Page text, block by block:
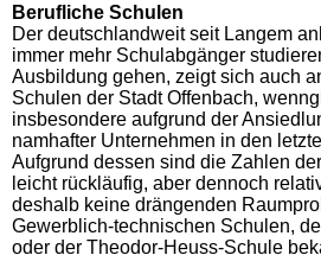
Berufliche Schulen
Der deutschlandweit seit Langem
immer mehr Schulabgänger
Ausbildung gehen, zeigt sich auch
Schulen der Stadt Offenbach,
insbesondere aufgrund der
namhafter Unternehmen in den
Aufgrund dessen sind die Zahlen
leicht rückläufig, aber dennoch
deshalb keine drängenden
Gewerblich-technischen Schulen,
oder der Theodor-Heuss-Schule